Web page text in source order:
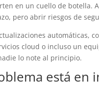
en un cuello de botella.
pero abrir riesgos de
automáticas,
cloud o incluso un
lo note al principio.
está en